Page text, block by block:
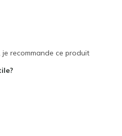
for Wearing
recommande ce produit